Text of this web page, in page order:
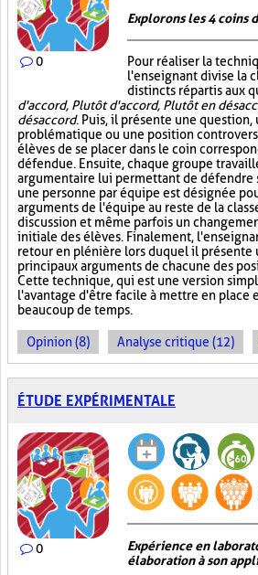
0
Explorons les 4 coins
Pour réaliser la
l'enseignant divise la
distincts répartis aux
d'accord, Plutôt d'accord, Plutôt en
désaccord. Puis, il présente une question,
problématique ou une position
élèves de se placer dans le coin
défendue. Ensuite, chaque groupe
argumentaire lui permettant de défendre
une personne par équipe est désignée
arguments de l'équipe au reste de la
discussion et même parfois un
initiale des élèves. Finalement,
retour en plénière lors duquel il présente
principaux arguments de chacune des
Cette technique, qui est une version
l'avantage d'être facile à mettre en place
beaucoup de temps.
Opinion (8) Analyse critique (12)
ÉTUDE EXPÉRIMENTALE
0
Expérience en
élaboration à son